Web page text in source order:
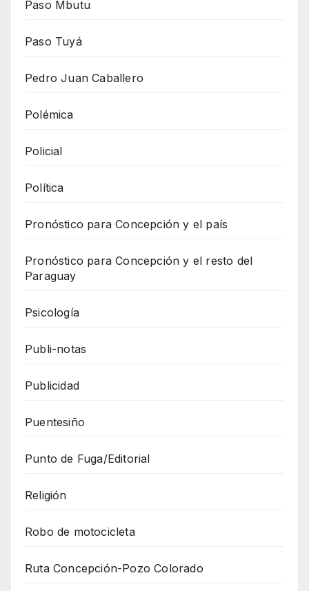
Paso Mbutu
Paso Tuyá
Pedro Juan Caballero
Polémica
Policial
Política
Pronóstico para Concepción y el país
Pronóstico para Concepción y el resto del
Paraguay
Psicología
Publi-notas
Publicidad
Puentesiño
Punto de Fuga/Editorial
Religión
Robo de motocicleta
Ruta Concepción-Pozo Colorado